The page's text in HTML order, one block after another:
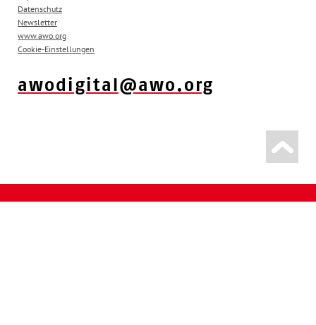
Datenschutz
Newsletter
www.awo.org
Cookie-Einstellungen
awodigital@awo.org